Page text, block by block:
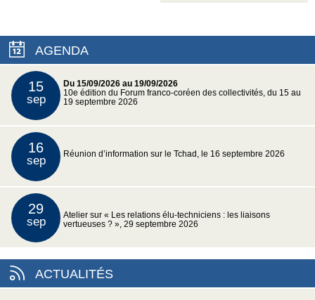
AGENDA
15
sep
Du 15/09/2026 au 19/09/2026
10e édition du Forum franco-coréen des collectivités, du 15 au
19 septembre 2026
16
sep Réunion d’information sur le Tchad, le 16 septembre 2026
29
sep
Atelier sur « Les relations élu-techniciens : les liaisons
vertueuses ? », 29 septembre 2026
ACTUALITÉS